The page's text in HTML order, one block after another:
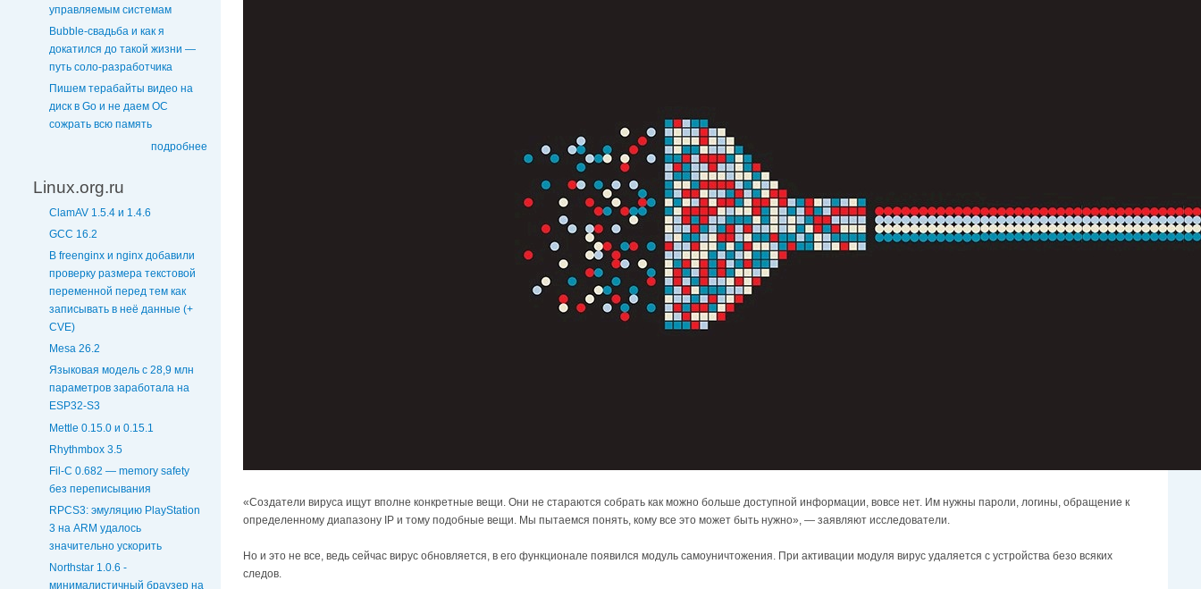
управляемым системам
Bubble-свадьба и как я
докатился до такой жизни —
путь соло-разработчика
Пишем терабайты видео на
диск в Go и не даем ОС
сожрать всю память
подробнее
Linux.org.ru
ClamAV 1.5.4 и 1.4.6
GCC 16.2
В freenginx и nginx добавили
проверку размера текстовой
переменной перед тем как
записывать в неё данные (+
CVE)
Mesa 26.2
Языковая модель с 28,9 млн
параметров заработала на
ESP32-S3
Mettle 0.15.0 и 0.15.1
Rhythmbox 3.5
Fil-C 0.682 — memory safety
без переписывания
RPCS3: эмуляцию PlayStation
3 на ARM удалось
значительно ускорить
Northstar 1.0.6 -
минималистичный браузер на
«Создатели вируса ищут вполне конкретные вещи. Они не стараются собрать как можно больше доступной информации, вовсе нет. Им нужны пароли, логины, обращение к
определенному диапазону IP и тому подобные вещи. Мы пытаемся понять, кому все это может быть нужно», — заявляют исследователи.
Но и это не все, ведь сейчас вирус обновляется, в его функционале появился модуль самоуничтожения. При активации модуля вирус удаляется с устройства безо всяких
следов.